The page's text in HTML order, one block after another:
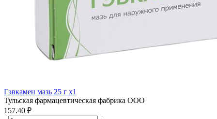
Гэвкамен мазь 25 г x1
Тульская фармацевтическая фабрика ООО
157.40 ₽